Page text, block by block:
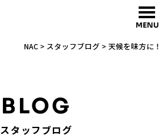
MENU
NAC> スタッフブログ > 天候を味方に！
BLOG
スタッフブログ